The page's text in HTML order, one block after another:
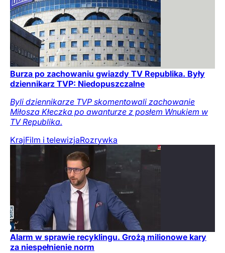
Burza po zachowaniu gwiazdy TV Republika. Były
dziennikarz TVP: Niedopuszczalne
Byli dziennikarze TVP skomentowali zachowanie
Miłosza Kłeczka po awanturze z posłem Wnukiem w
TV Republika.
KrajFilm i telewizjaRozrywka
Alarm w sprawie recyklingu. Grożą milionowe kary
za niespełnienie norm